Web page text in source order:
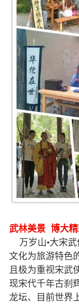
武林美景 博大
万岁山•大宋
文化为旅游特色
且极为重视宋武
现宋代千年古刹
龙坛、目前世界